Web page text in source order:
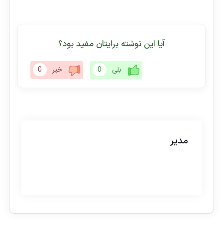
آیا این نوشته برایتان مفید بود؟
بلی 0 خیر 0
مدیر